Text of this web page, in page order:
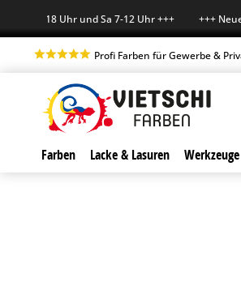
7-18 Uhr und Sa 7-12 Uhr +++ +++ Neue
Profi Farben für Gewerbe &
Farben Lacke & Lasuren Werkzeuge